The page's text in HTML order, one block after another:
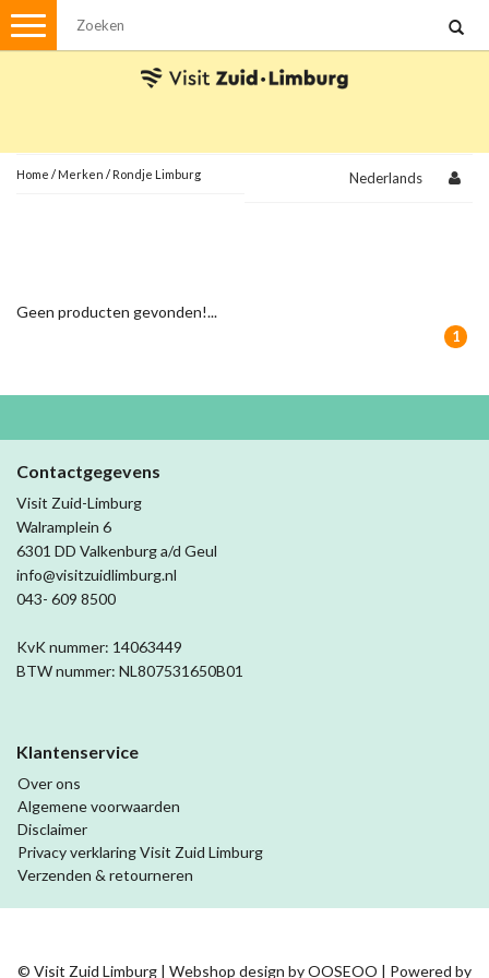
Menu
Met de auto
Plattegronden
Uit de streek
Kerstpakketten
Ansichtkaarten
Home / Merken / Rondje Limburg Nederlands
Geen producten gevonden!...
1
Contactgegevens
Visit Zuid-Limburg
Walramplein 6
6301 DD Valkenburg a/d Geul
info@visitzuidlimburg.nl
043- 609 8500
KvK nummer: 14063449
BTW nummer: NL807531650B01
Klantenservice
Over ons
Algemene voorwaarden
Disclaimer
Privacy verklaring Visit Zuid Limburg
Verzenden & retourneren
© Visit Zuid Limburg | Webshop design byOOSEOO | Powered by